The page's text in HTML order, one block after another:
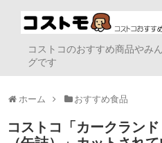
コストコのおすすめ商品やみ
グです
ホーム おすすめ食品
コストコ「カークラン